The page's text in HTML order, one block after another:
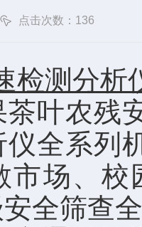
点击次数：136
检测分析
农残安
全系列
市场、
全筛查